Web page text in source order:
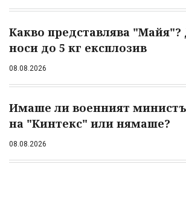
Какво представлява
носи до 5 кг експлозив
08.08.2026
Имаше ли военният
на "Кинтекс" или нямаше?
08.08.2026